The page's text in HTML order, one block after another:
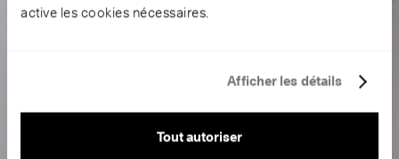
active les cookies nécessaires.
Afficher les détails
Tout autoriser